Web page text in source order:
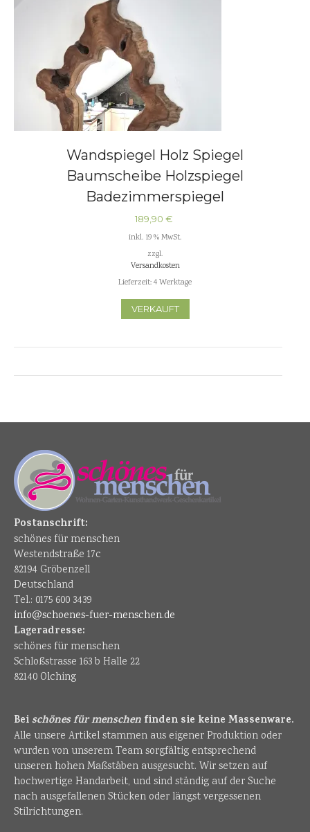
Wandspiegel Holz Spiegel
Baumscheibe Holzspiegel
Badezimmerspiegel
189,90 €
inkl. 19 % MwSt.
zzgl.
Versandkosten
Lieferzeit:4 Werktage
VERKAUFT
Postanschrift:
schönes für menschen
Westendstraße 17c
82194 Gröbenzell
Deutschland
Tel.: 0175 600 3439
info@schoenes-fuer-menschen.de
Lageradresse:
schönes für menschen
Schloßstrasse 163 b Halle 22
82140 Olching
Beischönes für menschen finden sie keine Massenware.
Alle unsere Artikel stammen aus eigener Produktion oder
wurden von unserem Team sorgfältig entsprechend
unseren hohen Maßstäben ausgesucht. Wir setzen auf
hochwertige Handarbeit, und sind ständig auf der Suche
nach ausgefallenen Stücken oder längst vergessenen
Stilrichtungen.